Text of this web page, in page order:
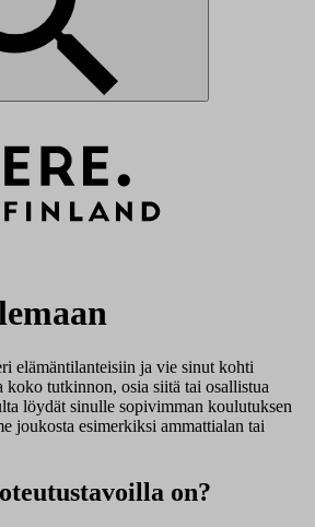
elämäntilanteisiin ja vie sinut kohti
tutkinnon, osia siitä tai osallistua
löydät sinulle sopivimman koulutuksen
joukosta esimerkiksi ammattialan tai
on?